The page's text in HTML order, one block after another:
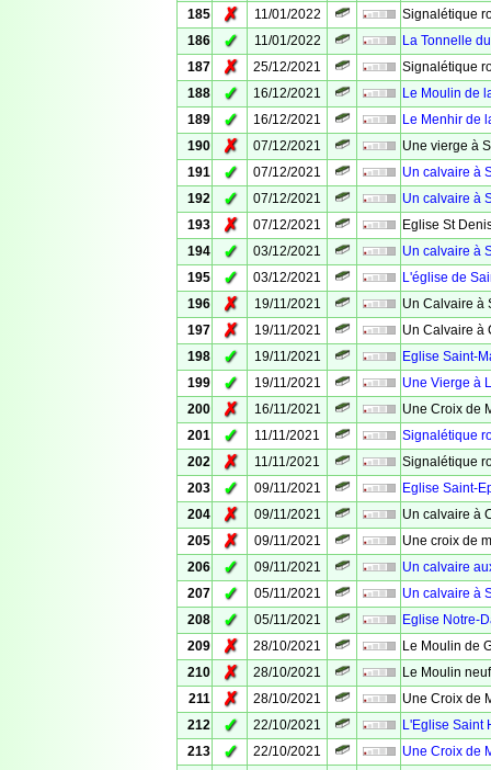
185
✗ 11/01/2022
Signalétique
186
✓ 11/01/2022
La Tonnelle
187
✗ 25/12/2021
Signalétique
188
✓ 16/12/2021
Le Moulin de
189
✓ 16/12/2021
Le Menhir de
190
✗ 07/12/2021
Une vierge à
191
✓ 07/12/2021
Un calvaire à
192
✓ 07/12/2021
Un calvaire à
193
✗ 07/12/2021
Eglise St
194
✓ 03/12/2021
Un calvaire à
195
✓ 03/12/2021
L'église de
196
✗ 19/11/2021
Un Calvaire à
197
✗ 19/11/2021
Un Calvaire à
198
✓ 19/11/2021
Eglise Saint-
199
✓ 19/11/2021
Une Vierge à
200
✗ 16/11/2021
Une Croix de
201
✓ 11/11/2021
Signalétique
202
✗ 11/11/2021
Signalétique
203
✓ 09/11/2021
Eglise Saint-
204
✗ 09/11/2021
Un calvaire à
205
✗ 09/11/2021
Une croix de
206
✓ 09/11/2021
Un calvaire
207
✓ 05/11/2021
Un calvaire à
208
✓ 05/11/2021
Eglise Notre-
209
✗ 28/10/2021
Le Moulin de
210
✗ 28/10/2021
Le Moulin neuf
211
✗ 28/10/2021
Une Croix de
212
✓ 22/10/2021
L'Eglise Saint
213
✓ 22/10/2021
Une Croix de